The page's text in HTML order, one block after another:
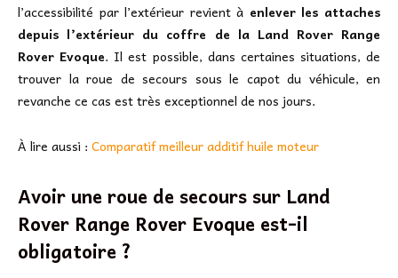
l’accessibilité par l’extérieur revient à enlever les attaches
depuis l’extérieur du coffre de la Land Rover Range
Rover Evoque. Il est possible, dans certaines situations, de
trouver la roue de secours sous le capot du véhicule, en
revanche ce cas est très exceptionnel de nos jours.
À lire aussi : Comparatif meilleur additif huile moteur
Avoir une roue de secours sur Land
Rover Range Rover Evoque est-il
obligatoire ?